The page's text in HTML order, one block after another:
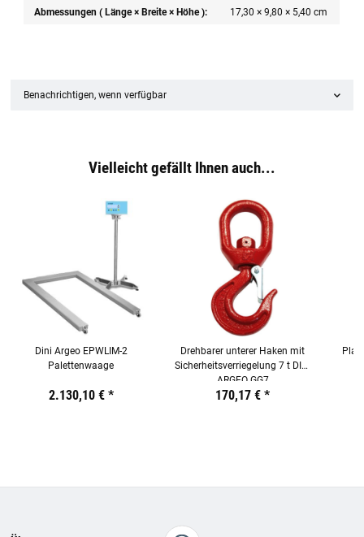
Abmessungen ( Länge × Breite × Höhe ): 17,30 × 9,80 × 5,40 cm
Benachrichtigen, wenn verfügbar
Vielleicht gefällt Ihnen auch...
Dini Argeo EPWLIM-2
Palettenwaage
19,44 €inkl. 19% USt.
2.130,10 € *
Drehbarer unterer Haken mit
Sicherheitsverriegelung 7 t DINI
ARGEO GG7
19,44 €inkl. 19% USt.
170,17 € *